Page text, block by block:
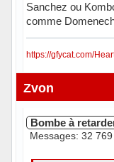
Sanchez ou
comme
https://gfycat.com/
Hors ligne
Zvon
Bombe à
Messages: 32 769